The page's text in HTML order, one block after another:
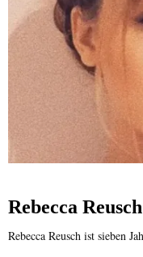
Rebecca
Rebecca Reusch ist sieben